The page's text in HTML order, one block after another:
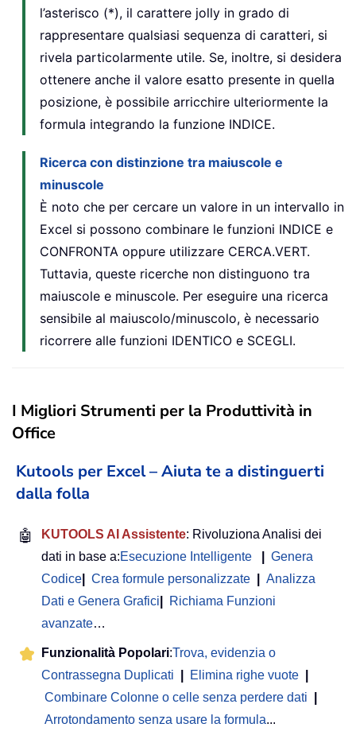
l’asterisco (*), il carattere jolly in grado di
rappresentare qualsiasi sequenza di caratteri, si
rivela particolarmente utile. Se, inoltre, si desidera
ottenere anche il valore esatto presente in quella
posizione, è possibile arricchire ulteriormente la
formula integrando la funzione INDICE.
Ricerca con distinzione tra maiuscole e
minuscole
È noto che per cercare un valore in un intervallo in
Excel si possono combinare le funzioni INDICE e
CONFRONTA oppure utilizzare CERCA.VERT.
Tuttavia, queste ricerche non distinguono tra
maiuscole e minuscole. Per eseguire una ricerca
sensibile al maiuscolo/minuscolo, è necessario
ricorrere alle funzioni IDENTICO e SCEGLI.
I Migliori Strumenti per la Produttività in
Office
Kutools per Excel – Aiuta te a distinguerti
dalla folla
🤖 KUTOOLS AI Assistente: Rivoluziona Analisi dei
dati in base a:Esecuzione Intelligente
Genera
Codice
Crea formule personalizzate
Analizza
Dati e Genera Grafici
Richiama Funzioni
avanzate…
Funzionalità Popolari:Trova, evidenzia o
Contrassegna Duplicati
Elimina righe vuote
Combinare Colonne o celle senza perdere dati
Arrotondamento senza usare la formula...